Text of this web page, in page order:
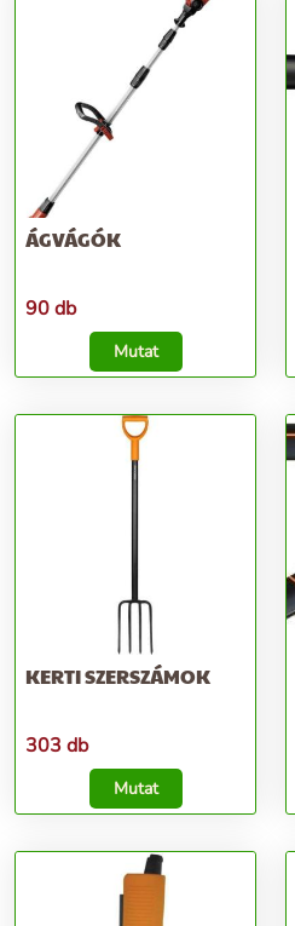
ÁGVÁGÓK
90 db
Mutat
KERTI SZERSZÁMOK
303 db
Mutat